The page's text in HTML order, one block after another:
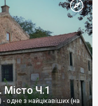
Місто Ч.1
одне з найцікавіших (на